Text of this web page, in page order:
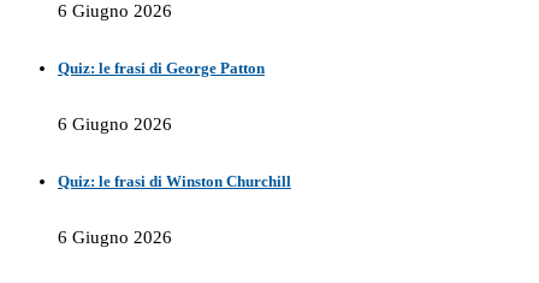
6 Giugno 2026
Quiz: le frasi di George Patton
6 Giugno 2026
Quiz: le frasi di Winston Churchill
6 Giugno 2026